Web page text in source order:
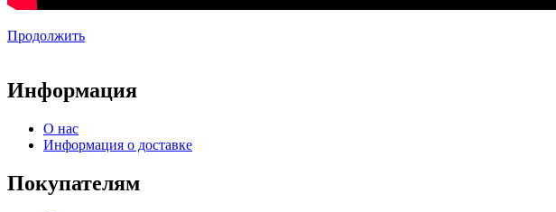
Продолжить
Информация
О нас
Информация о доставке
Покупателям